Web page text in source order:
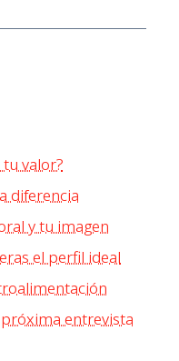
valor?
diferencia
y tu imagen
el perfil ideal
entrevista